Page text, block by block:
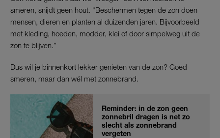
smeren, snijdt geen hout. “Beschermen tegen de zon doen
mensen, dieren en planten al duizenden jaren. Bijvoorbeeld
met kleding, hoeden, modder, klei of door simpelweg uit de
zon te blijven.”
Dus wil je binnenkort lekker genieten van de zon? Goed
smeren, maar dan wél met zonnebrand.
Reminder: in de zon geen
zonnebril dragen is net zo
slecht als zonnebrand
vergeten